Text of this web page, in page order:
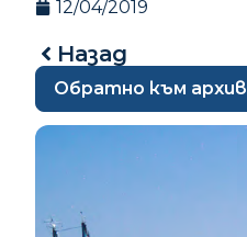
12/04/2019
Назад
Обратно към архив